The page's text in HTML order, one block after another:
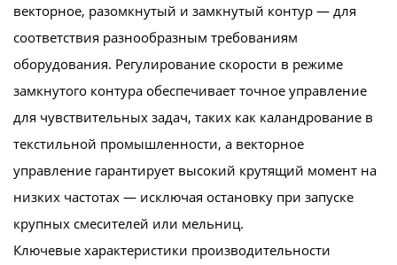
векторное, разомкнутый и замкнутый контур — для
соответствия разнообразным требованиям
оборудования. Регулирование скорости в режиме
замкнутого контура обеспечивает точное управление
для чувствительных задач, таких как каландрование в
текстильной промышленности, а векторное
управление гарантирует высокий крутящий момент на
низких частотах — исключая остановку при запуске
крупных смесителей или мельниц.
Ключевые характеристики производительности